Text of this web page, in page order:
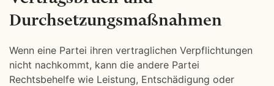
Durchsetzungsmaßnahmen
Wenn eine Partei ihren vertraglichen Verpflichtungen
nicht nachkommt, kann die andere Partei
Rechtsbehelfe wie Leistung, Entschädigung oder